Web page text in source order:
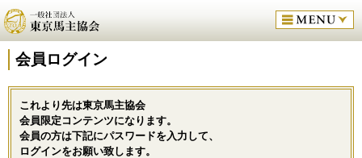
会員ログイン
これより先は東京馬主協会
会員限定コンテンツになります。
会員の方は下記にパスワードを入力して、
ログインをお願い致します。